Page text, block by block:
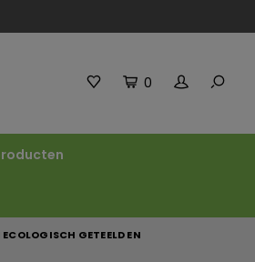
0
GETEELD EN